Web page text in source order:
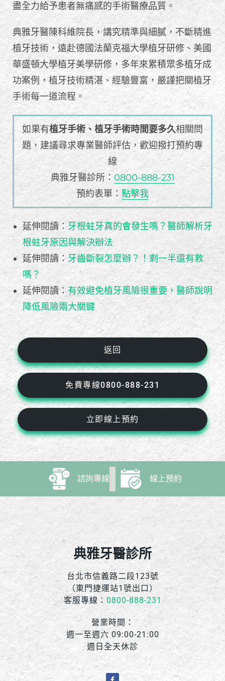
盡全力給予患者無痛感的手術醫療品質。
典雅牙醫陳科維院長，講究精準與細膩，不斷精進
植牙技術，遠赴德國法蘭克福大學植牙研修、美國
華盛頓大學植牙美學研修，多年來累積眾多植牙成
功案例，植牙技術精湛、經驗豐富，嚴謹把關植牙
手術每一道流程。
如果有植牙手術、植牙手術時間要多久相關問
題，建議尋求專業醫師評估，歡迎撥打預約專
線
典雅牙醫診所：0800-888-231
預約表單： 點擊我
延伸閱讀： 牙根蛀牙真的會發生嗎？醫師解析牙
根蛀牙原因與解決辦法
延伸閱讀： 牙齒斷裂怎麼辦？！剩一半還有救
嗎？
延伸閱讀：有效避免植牙風險很重要，醫師說明
降低風險兩大關鍵
返回
免費專線0800-888-231
立即線上預約
諮詢專線 線上預約
典雅牙醫診所
台北市信義路二段123號
（東門捷運站1號出口）
客服專線： 0800-888-231
營業時間：
週一至週六 09:00-21:00
週日全天休診